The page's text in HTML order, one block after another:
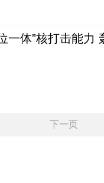
一体”核打击能力
下一页